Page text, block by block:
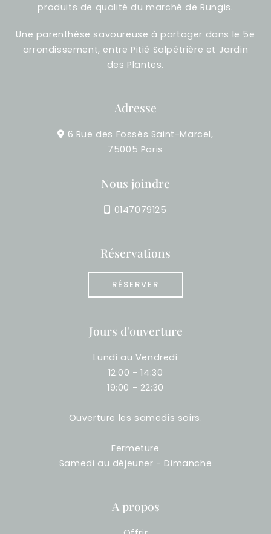
produits de qualité du marché de Rungis.
Une parenthèse savoureuse à partager dans le 5e
arrondissement, entre Pitié Salpêtrière et Jardin
des Plantes.
Adresse
6 Rue des Fossés Saint-Marcel,
75005 Paris
Nous joindre
0147079125
Réservations
RÉSERVER
Jours d'ouverture
Lundi au Vendredi
12:00 - 14:30
19:00 - 22:30
Ouverture les samedis soirs.
Fermeture
Samedi au déjeuner - Dimanche
A propos